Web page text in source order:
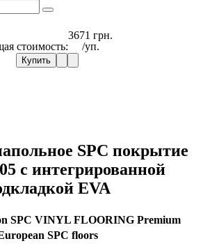
стоимость:
3671 грн.
/уп.
Купить
SPC покрытие
с интегрированной
EVA
SPC VINYL FLOORING Premium
SPC floors